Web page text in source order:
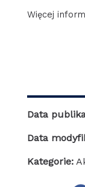
Więcej
Data
Data
Kategorie: